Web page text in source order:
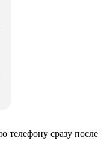
телефону сразу после